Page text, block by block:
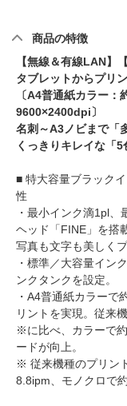
商品の特徴
【無線＆有線LAN】
タブレットからプリン
〔A4普通紙カラー
9600×2400dpi〕
名刺～A3ノビまで「
くっきりキレイな「5
■ 特大容量ブラック
性
・最小インク滴1pl
ヘッド「FINE」を搭
写真も文字も美しくプ
・標準／大容量イン
ンクタンクを設定。
・A4普通紙カラー
リントを実現。従来
※に比べ、カラーで
ードが向上。
※ 従来機種のプリン
8.8ipm、モノクロで